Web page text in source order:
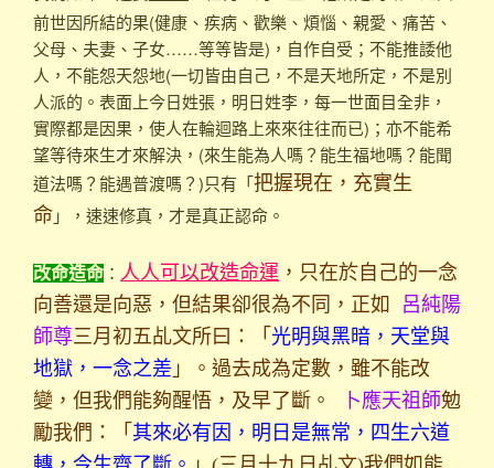
前世因所結的果(健康、疾病、歡樂、煩惱、親愛、痛苦、
父母、夫妻、子女……等等皆是)，自作自受；不能推諉他
人，不能怨天怨地(一切皆由自己，不是天地所定，不是別
人派的。表面上今日姓張，明日姓李，每一世面目全非，
實際都是因果，使人在輪迴路上來來往往而已)；亦不能希
望等待來生才來解決，(來生能為人嗎？能生福地嗎？能聞
道法嗎？能遇普渡嗎？)只有「把握現在，充實生
命 」，速速修真，才是真正認命。
改命造命 ： 人人可以改造命運 ，只在於自己的一念
向善還是向惡，但結果卻很為不同，正如 呂純陽
師尊三月初五乩文所曰：「 光明與黑暗，天堂與
地獄，一念之差 」。過去成為定數，雖不能改
變，但我們能夠醒悟，及早了斷。
卜應天祖師勉
勵我們：「 其來必有因，明日是無常，四生六道